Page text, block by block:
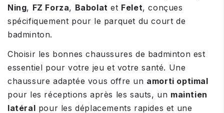
Ning, FZ Forza, Babolat et Felet, conçues
spécifiquement pour le parquet du court de
badminton.
Choisir les bonnes chaussures de badminton est
essentiel pour votre jeu et votre santé. Une
chaussure adaptée vous offre un amorti optimal
pour les réceptions après les sauts, un maintien
latéral pour les déplacements rapides et une